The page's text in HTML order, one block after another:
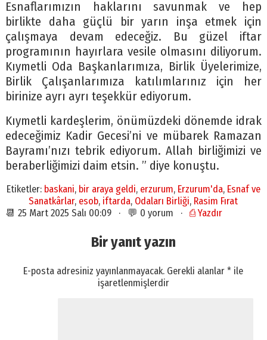
Esnaflarımızın haklarını savunmak ve hep
birlikte daha güçlü bir yarın inşa etmek için
çalışmaya devam edeceğiz. Bu güzel iftar
programının hayırlara vesile olmasını diliyorum.
Kıymetli Oda Başkanlarımıza, Birlik Üyelerimize,
Birlik Çalışanlarımıza katılımlarınız için her
birinize ayrı ayrı teşekkür ediyorum.
Kıymetli kardeşlerim, önümüzdeki dönemde idrak
edeceğimiz Kadir Gecesi’ni ve mübarek Ramazan
Bayramı’nızı tebrik ediyorum. Allah birliğimizi ve
beraberliğimizi daim etsin. ” diye konuştu.
Etiketler: baskani, bir araya geldi, erzurum, Erzurum'da, Esnaf ve
Sanatkârlar, esob, iftarda, Odaları Birliği, Rasim Fırat
📆 25 Mart 2025 Salı 00:09 · 💬 0 yorum · ⎙ Yazdır
Bir yanıt yazın
E-posta adresiniz yayınlanmayacak. Gerekli alanlar* ile
işaretlenmişlerdir